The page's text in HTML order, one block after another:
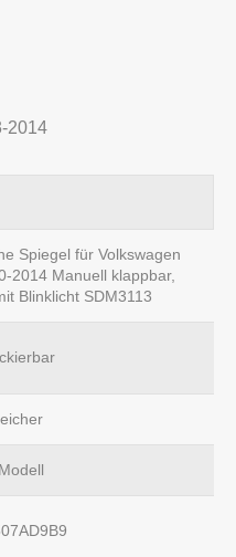
2014
Spiegel für Volkswagen
2014 Manuell klappbar,
Blinklicht SDM3113